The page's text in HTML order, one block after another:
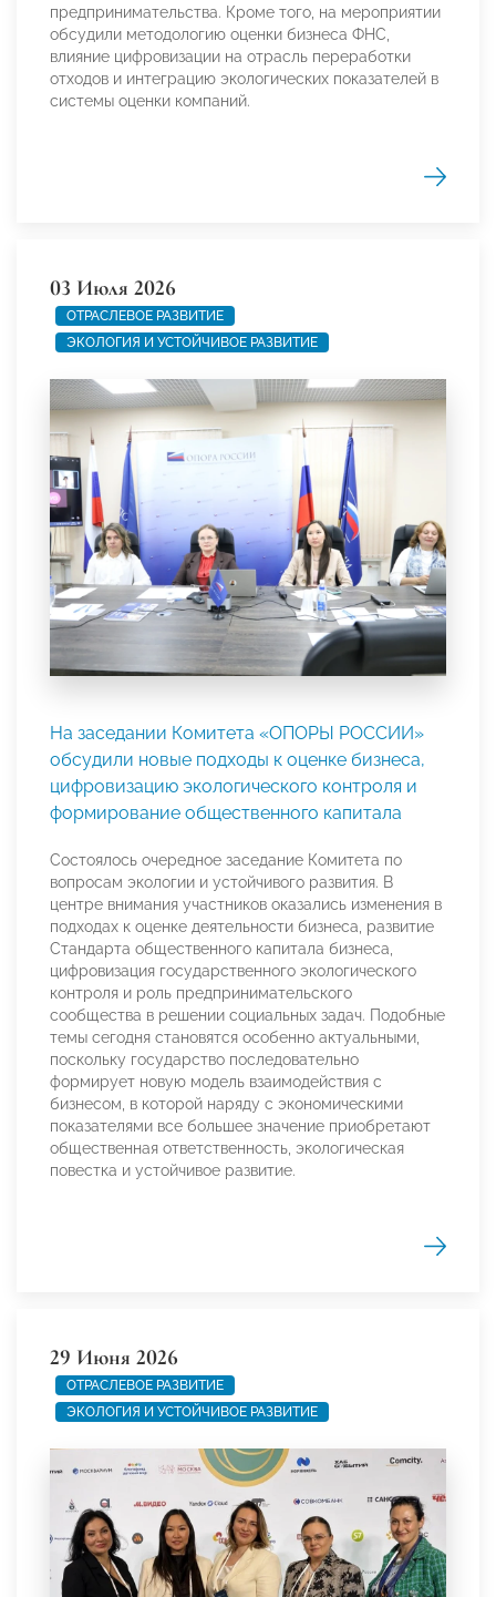
предпринимательства. Кроме того, на мероприятии
обсудили методологию оценки бизнеса ФНС,
влияние цифровизации на отрасль переработки
отходов и интеграцию экологических показателей в
системы оценки компаний.
03 Июля 2026
ОТРАСЛЕВОЕ РАЗВИТИЕ
ЭКОЛОГИЯ И УСТОЙЧИВОЕ РАЗВИТИЕ
На заседании Комитета «ОПОРЫ РОССИИ»
обсудили новые подходы к оценке бизнеса,
цифровизацию экологического контроля и
формирование общественного капитала
Состоялось очередное заседание Комитета по
вопросам экологии и устойчивого развития. В
центре внимания участников оказались изменения в
подходах к оценке деятельности бизнеса, развитие
Стандарта общественного капитала бизнеса,
цифровизация государственного экологического
контроля и роль предпринимательского
сообщества в решении социальных задач. Подобные
темы сегодня становятся особенно актуальными,
поскольку государство последовательно
формирует новую модель взаимодействия с
бизнесом, в которой наряду с экономическими
показателями все большее значение приобретают
общественная ответственность, экологическая
повестка и устойчивое развитие.
29 Июня 2026
ОТРАСЛЕВОЕ РАЗВИТИЕ
ЭКОЛОГИЯ И УСТОЙЧИВОЕ РАЗВИТИЕ